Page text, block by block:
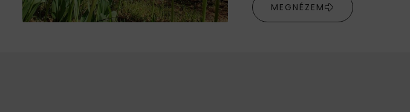
MEGNÉZEM